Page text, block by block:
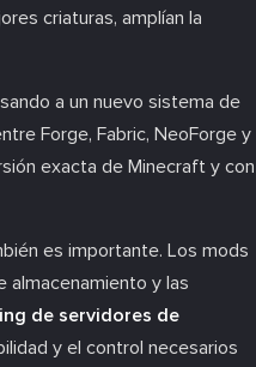
criaturas, amplían la
a un nuevo sistema de
Forge, Fabric, NeoForge y
exacta de Minecraft y con
es importante. Los mods
almacenamiento y las
de servidores de
y el control necesarios